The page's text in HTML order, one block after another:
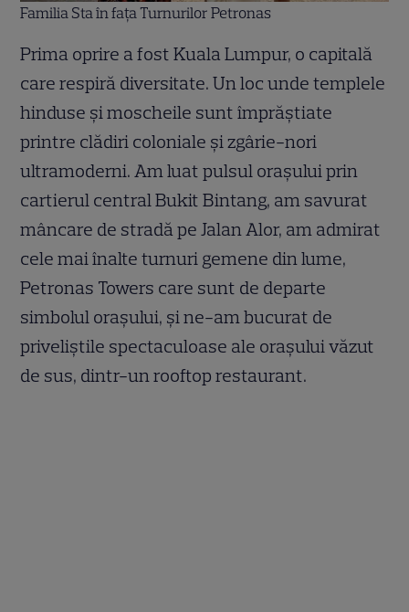
Familia Sta în fața Turnurilor Petronas
Prima oprire a fost Kuala Lumpur, o capitală
care respiră diversitate. Un loc unde templele
hinduse și moscheile sunt împrăștiate
printre clădiri coloniale și zgârie-nori
ultramoderni. Am luat pulsul orașului prin
cartierul central Bukit Bintang, am savurat
mâncare de stradă pe Jalan Alor, am admirat
cele mai înalte turnuri gemene din lume,
Petronas Towers care sunt de departe
simbolul orașului, și ne-am bucurat de
priveliștile spectaculoase ale orașului văzut
de sus, dintr-un rooftop restaurant.